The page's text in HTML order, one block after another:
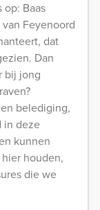
op: Baas
van Feyenoord
dat
Dan
bij jong
belediging,
in deze
kunnen
houden,
die we